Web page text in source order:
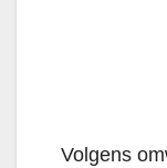
Volgens